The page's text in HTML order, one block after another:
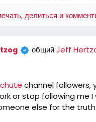
download-apk/
делиться и
общийJeff
channel followers,
or stop following me I
else for the